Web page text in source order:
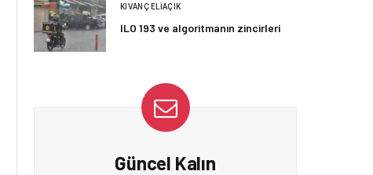
KIVANÇ ELIAÇIK
ILO 193 ve algoritmanın zincirleri
Güncel Kalın